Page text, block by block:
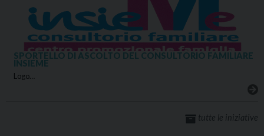
SPORTELLO DI ASCOLTO DEL CONSULTORIO FAMILIARE
INSIEME
Logo…
tutte le iniziative